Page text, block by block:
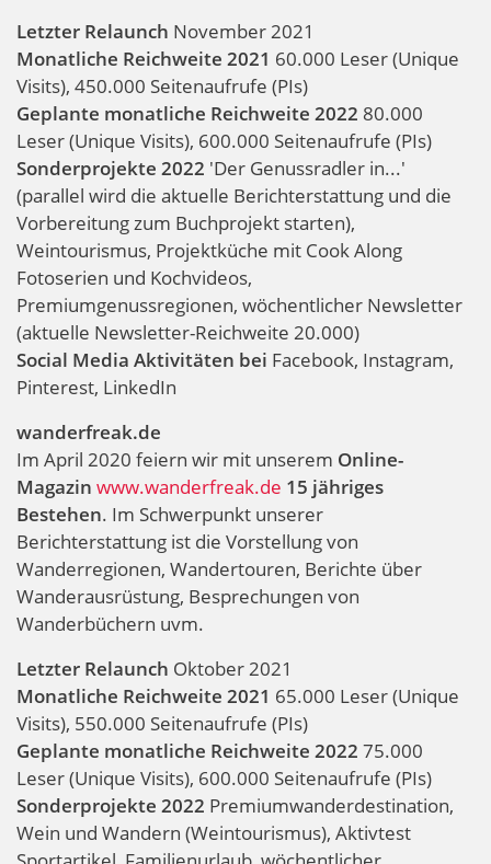
Letzter Relaunch November 2021
Monatliche Reichweite 2021 60.000 Leser (Unique
Visits), 450.000 Seitenaufrufe (PIs)
Geplante monatliche Reichweite 2022 80.000
Leser (Unique Visits), 600.000 Seitenaufrufe (PIs)
Sonderprojekte 2022 'Der Genussradler in...'
(parallel wird die aktuelle Berichterstattung und die
Vorbereitung zum Buchprojekt starten),
Weintourismus, Projektküche mit Cook Along
Fotoserien und Kochvideos,
Premiumgenussregionen, wöchentlicher Newsletter
(aktuelle Newsletter-Reichweite 20.000)
Social Media Aktivitäten bei Facebook, Instagram,
Pinterest, LinkedIn
wanderfreak.de
Im April 2020 feiern wir mit unserem Online-
Magazin www.wanderfreak.de 15 jähriges
Bestehen. Im Schwerpunkt unserer
Berichterstattung ist die Vorstellung von
Wanderregionen, Wandertouren, Berichte über
Wanderausrüstung, Besprechungen von
Wanderbüchern uvm.
Letzter Relaunch Oktober 2021
Monatliche Reichweite 2021 65.000 Leser (Unique
Visits), 550.000 Seitenaufrufe (PIs)
Geplante monatliche Reichweite 2022 75.000
Leser (Unique Visits), 600.000 Seitenaufrufe (PIs)
Sonderprojekte 2022 Premiumwanderdestination,
Wein und Wandern (Weintourismus), Aktivtest